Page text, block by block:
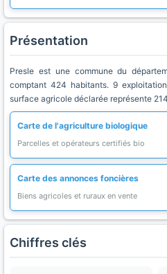
Présentation
Presle est une commune du
comptant 424 habitants. 9
surface agricole déclarée représente
Carte de l'agriculture biologique
Parcelles et opérateurs certifiés bio
Carte des annonces foncières
Biens agricoles et ruraux en vente
Chiffres clés